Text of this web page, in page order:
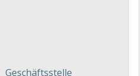
Geschäftsstelle